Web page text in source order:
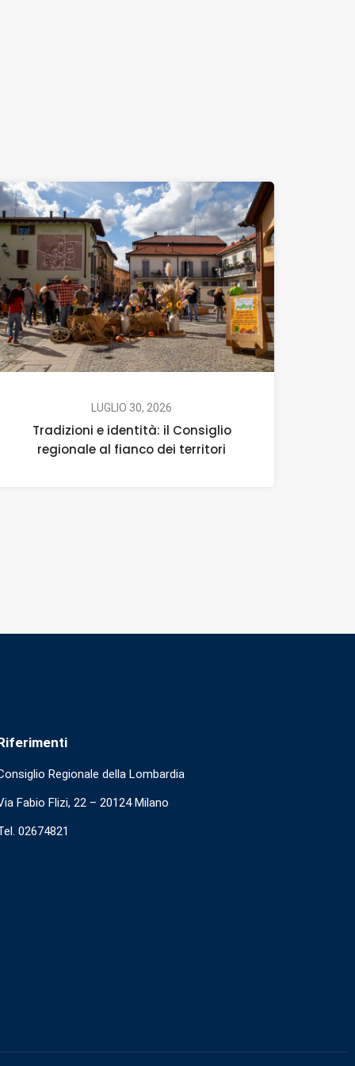
LUGLIO 30, 2026
Tradizioni e identità: il Consiglio
regionale al fianco dei territori
Regionale della Lombardia
Fabio Flizi, 22 – 20124 Milano
02674821